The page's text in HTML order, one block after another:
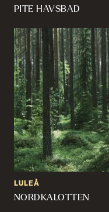
PITE HAVSBAD
LULEÅ
NORDKALOTTEN